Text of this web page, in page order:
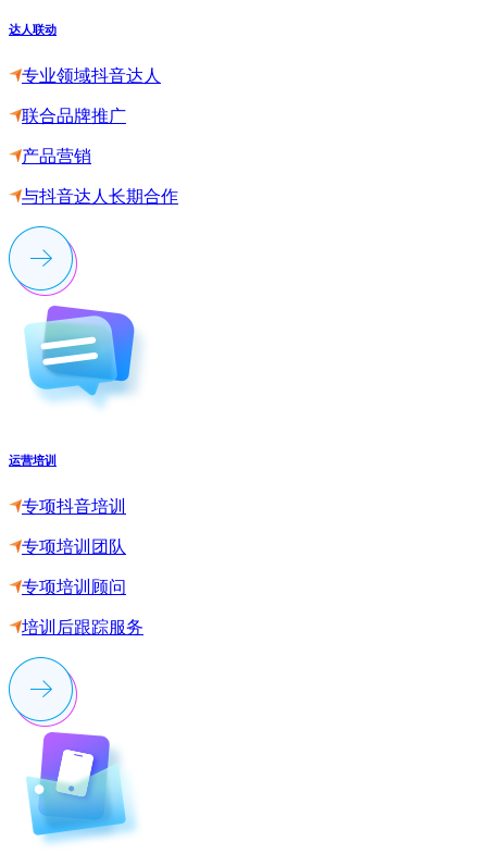
达人联动
专业领域抖音达人
联合品牌推广
产品营销
与抖音达人长期合作
运营培训
专项抖音培训
专项培训团队
专项培训顾问
培训后跟踪服务